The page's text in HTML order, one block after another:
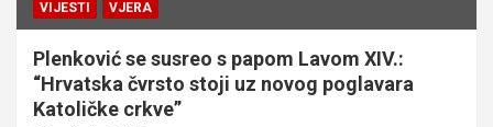
VIJESTI VJERA
Plenković se susreo s papom Lavom XIV.:
“Hrvatska čvrsto stoji uz novog poglavara
Katoličke crkve”